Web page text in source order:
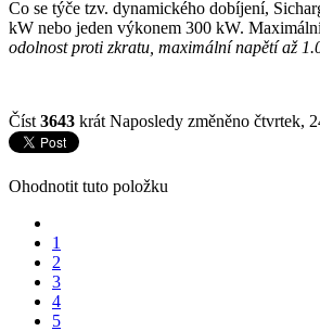
Co se týče tzv. dynamického dobíjení,
kW nebo jeden výkonem 300 kW.
odolnost proti zkratu, maximální napětí až
Číst 3643 krát Naposledy změněno čtvrtek,
Ohodnotit tuto položku
1
2
3
4
5